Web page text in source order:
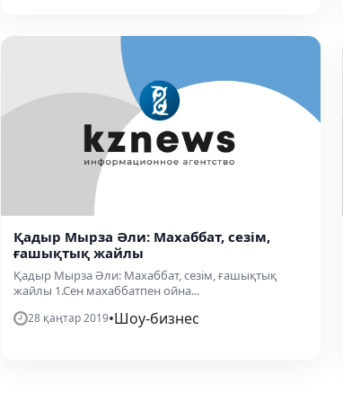
Қадыр Мырза Әли: Махаббат, сезім,
ғашықтық жайлы
Қадыр Мырза Әли: Махаббат, сезім, ғашықтық
жайлы 1.Сен махаббатпен ойна...
28 қаңтар 2019•Шоу-бизнес